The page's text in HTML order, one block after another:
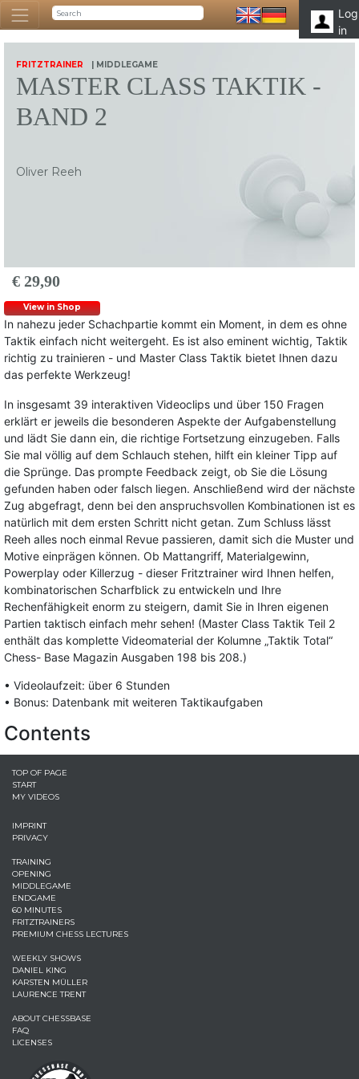
Log
in
FRITZTRAINER | MIDDLEGAME
MASTER CLASS TAKTIK -
BAND 2
Oliver Reeh
€ 29,90
View in Shop
In nahezu jeder Schachpartie kommt ein Moment, in dem es ohne
Taktik einfach nicht weitergeht. Es ist also eminent wichtig, Taktik
richtig zu trainieren - und Master Class Taktik bietet Ihnen dazu
das perfekte Werkzeug!
In insgesamt 39 interaktiven Videoclips und über 150 Fragen
erklärt er jeweils die besonderen Aspekte der Aufgabenstellung
und lädt Sie dann ein, die richtige Fortsetzung einzugeben. Falls
Sie mal völlig auf dem Schlauch stehen, hilft ein kleiner Tipp auf
die Sprünge. Das prompte Feedback zeigt, ob Sie die Lösung
gefunden haben oder falsch liegen. Anschließend wird der nächste
Zug abgefragt, denn bei den anspruchsvollen Kombinationen ist es
natürlich mit dem ersten Schritt nicht getan. Zum Schluss lässt
Reeh alles noch einmal Revue passieren, damit sich die Muster und
Motive einprägen können. Ob Mattangriff, Materialgewinn,
Powerplay oder Killerzug - dieser Fritztrainer wird Ihnen helfen,
kombinatorischen Scharfblick zu entwickeln und Ihre
Rechenfähigkeit enorm zu steigern, damit Sie in Ihren eigenen
Partien taktisch einfach mehr sehen! (Master Class Taktik Teil 2
enthält das komplette Videomaterial der Kolumne „Taktik Total“
Chess- Base Magazin Ausgaben 198 bis 208.)
• Videolaufzeit: über 6 Stunden
• Bonus: Datenbank mit weiteren Taktikaufgaben
Contents
TOP OF PAGE
START
MY VIDEOS
IMPRINT
PRIVACY
TRAINING
OPENING
MIDDLEGAME
ENDGAME
60 MINUTES
FRITZTRAINERS
PREMIUM CHESS LECTURES
WEEKLY SHOWS
DANIEL KING
KARSTEN MÜLLER
LAURENCE TRENT
ABOUT CHESSBASE
FAQ
LICENSES